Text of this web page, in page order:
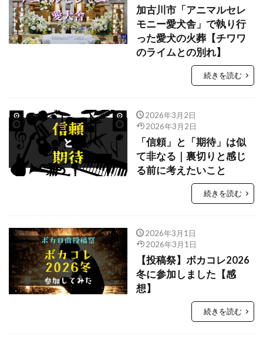
加古川市「アニマルセレ
モニー愛犬舎」で執り行
った愛犬の火葬【チワワ
のライムとの別れ】
続きを読む
2026年3月2日
2026年3月2日
「信頼」と「期待」は似
て非なる｜裏切りと感じ
る前に考えたいこと
続きを読む
2026年3月1日
2026年3月1日
【投稿祭】ボカコレ2026
冬に参加しました【感
想】
続きを読む